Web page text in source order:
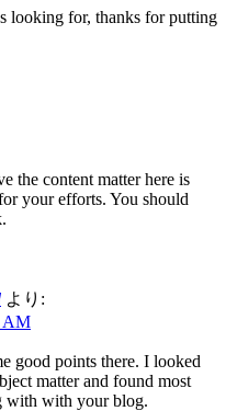
looking for, thanks for putting
the content matter here is
your efforts. You should
より:
AM
good points there. I looked
matter and found most
with with your blog.